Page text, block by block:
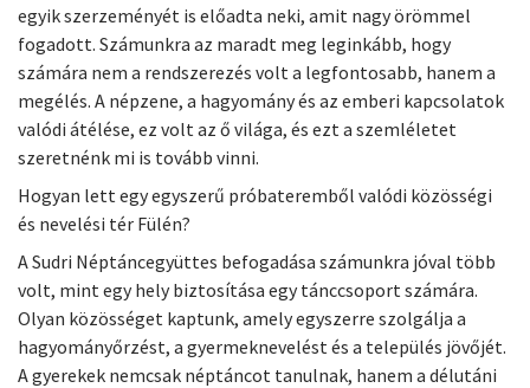
egyik szerzeményét is előadta neki, amit nagy örömmel
fogadott. Számunkra az maradt meg leginkább, hogy
számára nem a rendszerezés volt a legfontosabb, hanem a
megélés. A népzene, a hagyomány és az emberi kapcsolatok
valódi átélése, ez volt az ő világa, és ezt a szemléletet
szeretnénk mi is tovább vinni.
Hogyan lett egy egyszerű próbateremből valódi közösségi
és nevelési tér Fülén?
A Sudri Néptáncegyüttes befogadása számunkra jóval több
volt, mint egy hely biztosítása egy tánccsoport számára.
Olyan közösséget kaptunk, amely egyszerre szolgálja a
hagyományőrzést, a gyermeknevelést és a település jövőjét.
A gyerekek nemcsak néptáncot tanulnak, hanem a délutáni